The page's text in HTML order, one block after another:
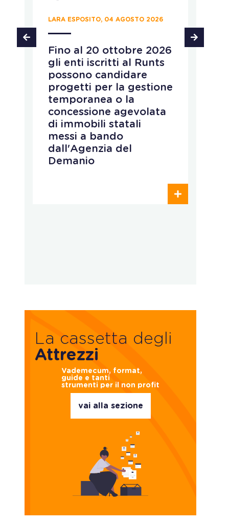
LARA ESPOSITO, 04 AGOSTO 2026
Fino al 20 ottobre 2026
gli enti iscritti al Runts
possono candidare
progetti per la gestione
temporanea o la
concessione agevolata
di immobili statali
messi a bando
dall'Agenzia del
Demanio
La cassetta degli
Attrezzi
Vademecum, format,
guide e tanti
strumenti per il non profit
vai alla sezione